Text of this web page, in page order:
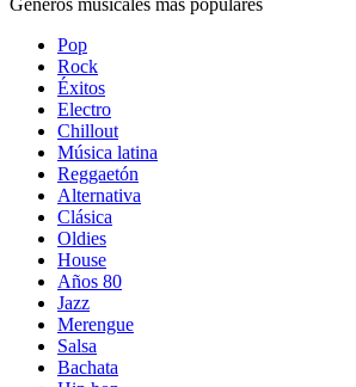
Géneros musicales más populares
Pop
Rock
Éxitos
Electro
Chillout
Música latina
Reggaetón
Alternativa
Clásica
Oldies
House
Años 80
Jazz
Merengue
Salsa
Bachata